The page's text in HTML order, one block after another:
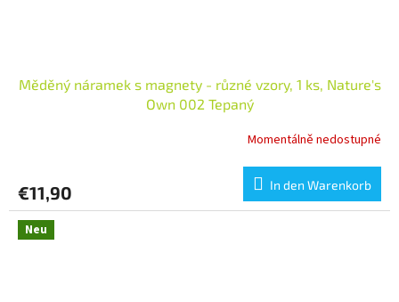
Měděný náramek s magnety - různé vzory, 1 ks, Nature's
Own 002 Tepaný
Momentálně nedostupné
€11,90 In den Warenkorb
Neu